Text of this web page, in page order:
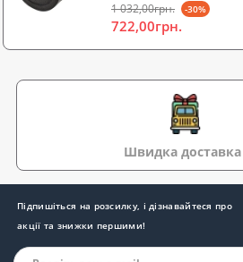
1 032,00грн. -30%
722,00грн.
Швидка доставка
Підпишіться на розсилку, і дізнавайтеся про
акції та знижки першими!